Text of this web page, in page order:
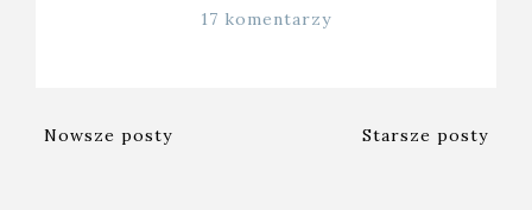
17 komentarzy
Nowsze posty Starsze posty